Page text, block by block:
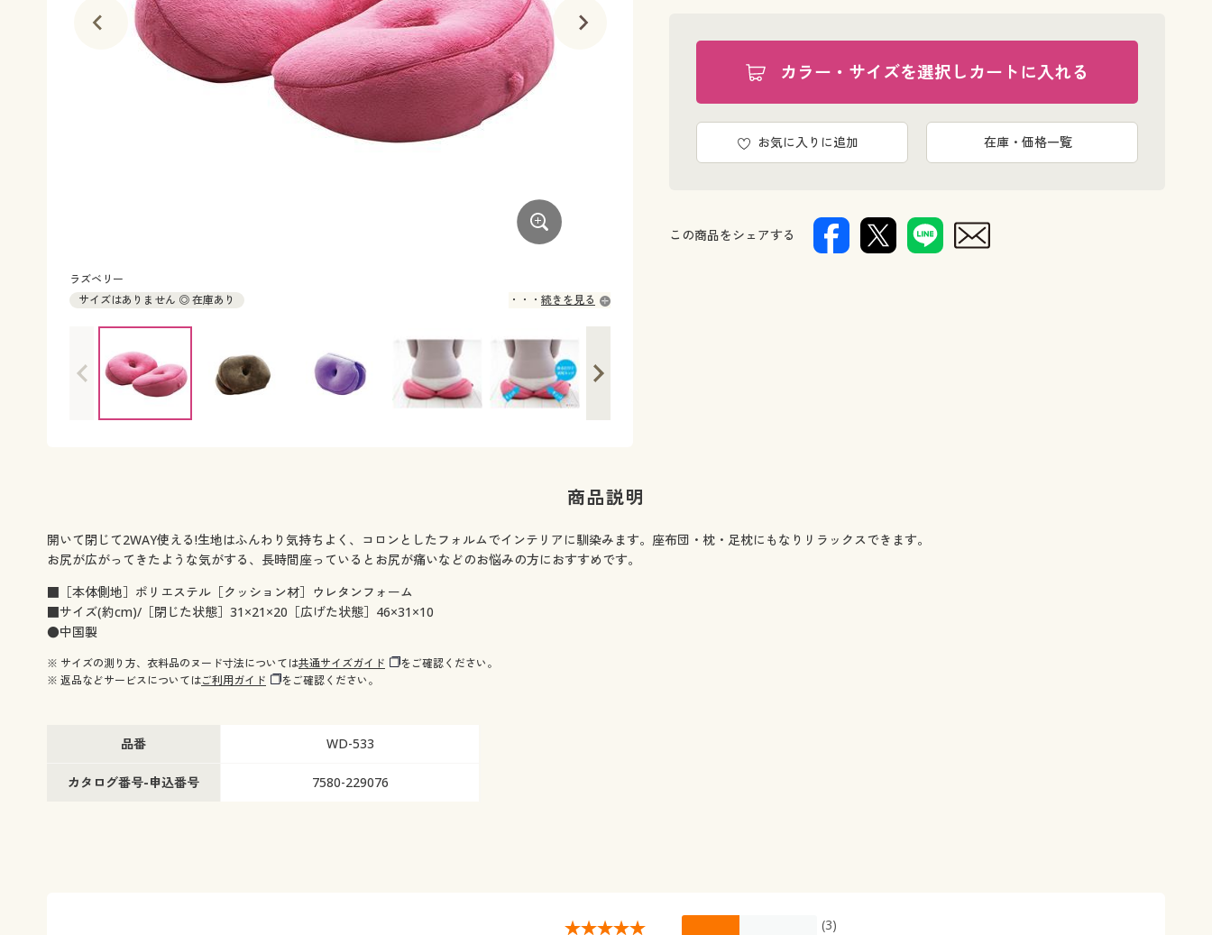
ラズベリー
サイズはありません ◎ 在庫あり
続きを見る
カラー・サイズを選択しカートに入れる
お気に入りに追加 在庫・価格一覧
この商品をシェアする
商品説明
開いて閉じて2WAY使える!生地はふんわり気持ちよく、コロンとしたフォルムでインテリアに馴染みます。座布団・枕・足枕にもなりリラックスできます。
お尻が広がってきたような気がする、長時間座っているとお尻が痛いなどのお悩みの方におすすめです。
■［本体側地］ポリエステル［クッション材］ウレタンフォーム
■サイズ(約cm)/［閉じた状態］31×21×20［広げた状態］46×31×10
●中国製
※ サイズの測り方、衣料品のヌード寸法については共通サイズガイド
をご確認ください。
※ 返品などサービスについてはご利用ガイド をご確認ください。
品番 WD-533
カタログ番号-申込番号 7580-229076
(3)